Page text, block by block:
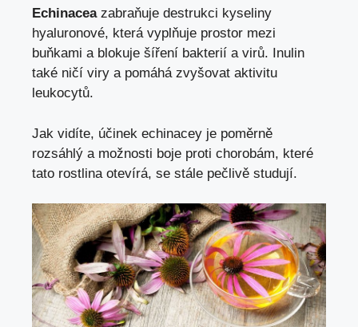
Echinaceazabraňuje destrukci kyseliny
hyaluronové, která vyplňuje prostor mezi
buňkami a blokuje šíření bakterií a virů. Inulin
také ničí viry a pomáhá zvyšovat aktivitu
leukocytů.
Jak vidíte, účinek echinacey je poměrně
rozsáhlý a možnosti boje proti chorobám, které
tato rostlina otevírá, se stále pečlivě studují.